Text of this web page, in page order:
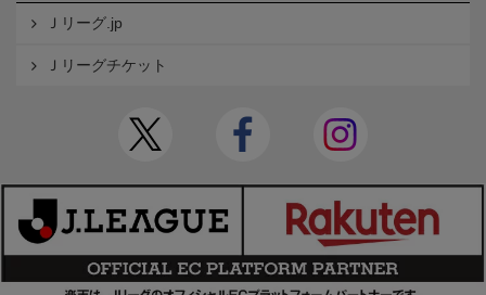
Ｊリーグ.jp
Ｊリーグチケット